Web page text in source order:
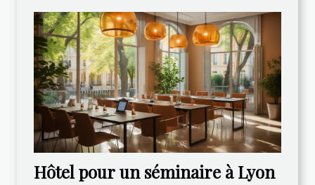
Hôtel pour un séminaire à Lyon